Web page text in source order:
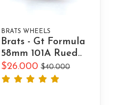
BRATS WHEELS
Brats - Gt Formula
58mm 101A Rued..
$26.000 $40.000